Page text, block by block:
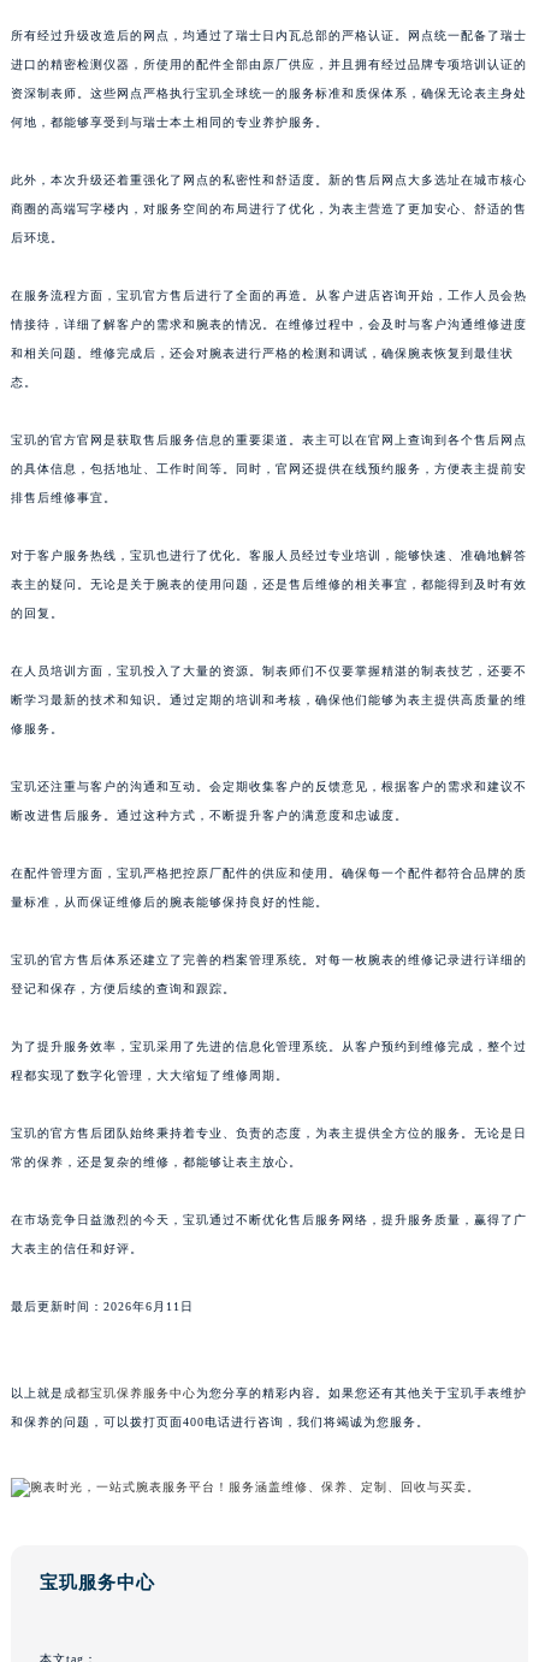
所有经过升级改造后的网点，均通过了瑞士日内瓦总部的严格认证。网点统一配备了瑞士
进口的精密检测仪器，所使用的配件全部由原厂供应，并且拥有经过品牌专项培训认证的
资深制表师。这些网点严格执行宝玑全球统一的服务标准和质保体系，确保无论表主身处
何地，都能够享受到与瑞士本土相同的专业养护服务。
此外，本次升级还着重强化了网点的私密性和舒适度。新的售后网点大多选址在城市核心
商圈的高端写字楼内，对服务空间的布局进行了优化，为表主营造了更加安心、舒适的售
后环境。
在服务流程方面，宝玑官方售后进行了全面的再造。从客户进店咨询开始，工作人员会热
情接待，详细了解客户的需求和腕表的情况。在维修过程中，会及时与客户沟通维修进度
和相关问题。维修完成后，还会对腕表进行严格的检测和调试，确保腕表恢复到最佳状
态。
宝玑的官方官网是获取售后服务信息的重要渠道。表主可以在官网上查询到各个售后网点
的具体信息，包括地址、工作时间等。同时，官网还提供在线预约服务，方便表主提前安
排售后维修事宜。
对于客户服务热线，宝玑也进行了优化。客服人员经过专业培训，能够快速、准确地解答
表主的疑问。无论是关于腕表的使用问题，还是售后维修的相关事宜，都能得到及时有效
的回复。
在人员培训方面，宝玑投入了大量的资源。制表师们不仅要掌握精湛的制表技艺，还要不
断学习最新的技术和知识。通过定期的培训和考核，确保他们能够为表主提供高质量的维
修服务。
宝玑还注重与客户的沟通和互动。会定期收集客户的反馈意见，根据客户的需求和建议不
断改进售后服务。通过这种方式，不断提升客户的满意度和忠诚度。
在配件管理方面，宝玑严格把控原厂配件的供应和使用。确保每一个配件都符合品牌的质
量标准，从而保证维修后的腕表能够保持良好的性能。
宝玑的官方售后体系还建立了完善的档案管理系统。对每一枚腕表的维修记录进行详细的
登记和保存，方便后续的查询和跟踪。
为了提升服务效率，宝玑采用了先进的信息化管理系统。从客户预约到维修完成，整个过
程都实现了数字化管理，大大缩短了维修周期。
宝玑的官方售后团队始终秉持着专业、负责的态度，为表主提供全方位的服务。无论是日
常的保养，还是复杂的维修，都能够让表主放心。
在市场竞争日益激烈的今天，宝玑通过不断优化售后服务网络，提升服务质量，赢得了广
大表主的信任和好评。
最后更新时间：2026年6月11日
以上就是 成都宝玑保养服务中心为您分享的精彩内容。如果您还有其他关于宝玑手表维护
和保养的问题，可以拨打页面400电话进行咨询，我们将竭诚为您服务。
宝玑服务中心